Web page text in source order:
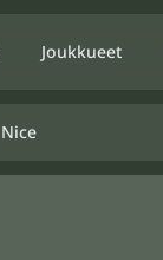
Joukkueet
Nice